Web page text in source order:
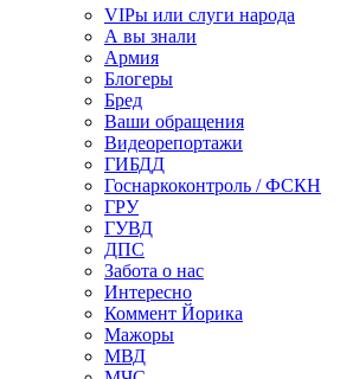
VIPы или слуги народа
А вы знали
Армия
Блогеры
Бред
Ваши обращения
Видеорепортажи
ГИБДД
Госнаркоконтроль / ФСКН
ГРУ
ГУВД
ДПС
Забота о нас
Интересно
Коммент Йорика
Мажоры
МВД